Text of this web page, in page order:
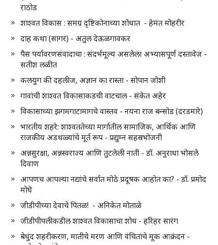
राठोड
शाश्वत विकास : समग्र दृष्टिकोनाच्या शोधात - हेमंत मोहरीर
दाह कथा (सागर) - अतुल देऊळगावकर
पैस पर्यावरणसंवादाचा : संदर्भमूल्य असलेला अभ्यासपूर्ण दस्तावेज -
सतीश लळीत
कलयुग की दहलीज, अज्ञान का रास्ता - सोपान जोशी
गावांची शाश्वत विकासाकडची वाटचाल - संकेत अहेर
विकासाच्या झगमगाटामागचे वास्तव - नयना राज बन्सोड (दरडमारे)
भारतीय शहरे: शाश्वततेच्या मार्गातील सामाजिक, आर्थिक आणि
राजकीय अडथळ्यांचे मूर्त रूप - प्रद्युम्न सहस्रभोजनी
अन्नसुरक्षा, अन्नस्वराज्य आणि तुटलेली नाती - डॉ. अनुराधा भोसले
दिवाण
आपणच आपल्या नद्यांचे सर्वात मोठे प्रदूषक आहोत का? - डॉ. प्रमोद
मोघे
जीडीपीच्या देवाचे पितळ! - अनिकेत मोताळे
जीडीपीपलीकडील शाश्वत विकासाचा शोध - हरिहर सारंग
बेधुंद शहरीकरण, मातीचे मरण आणि वंचितांचे मूक आक्रंदन -